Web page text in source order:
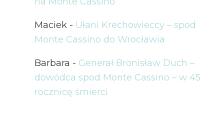
Maciek - Ułani Krechowieccy – spod
Monte Cassino do Wrocławia
Barbara - Generał Bronisław Duch –
dowódca spod Monte Cassino – w 45
rocznicę śmierci